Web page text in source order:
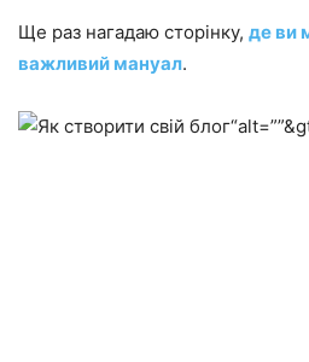
Ще раз нагадаю сторінку, де ви
важливий мануал.